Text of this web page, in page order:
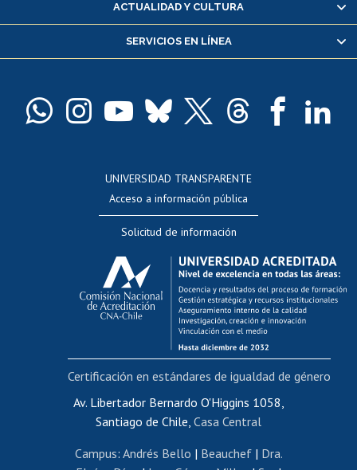
Servicio médico y dental
Pago de arancel y crédito alumnos
Docentes
Evaluación docente
Calificación académica
Postulación al AUCAI
Funcionarias/os
Cursos internos de capacitación
Bienestar del personal
Portal de movilidad interna
Certificado de renta
Certificado de renta honorarios
Editar páginas blancas
ACTUALIDAD Y CULTURA
SERVICIOS EN LÍNEA
UNIVERSIDAD TRANSPARENTE
Acceso a información pública
Solicitud de información
Av. Libertador Bernardo O'Higgins 1058,
Santiago de Chile, Casa Central
Campus: Andrés Bello | Beauchef| Dra.
Certificación en estándares de igualdad de género